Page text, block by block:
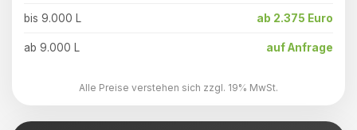
bis 9.000 L ab 2.375 Euro
ab 9.000 L auf Anfrage
Alle Preise verstehen sich zzgl. 19% MwSt.